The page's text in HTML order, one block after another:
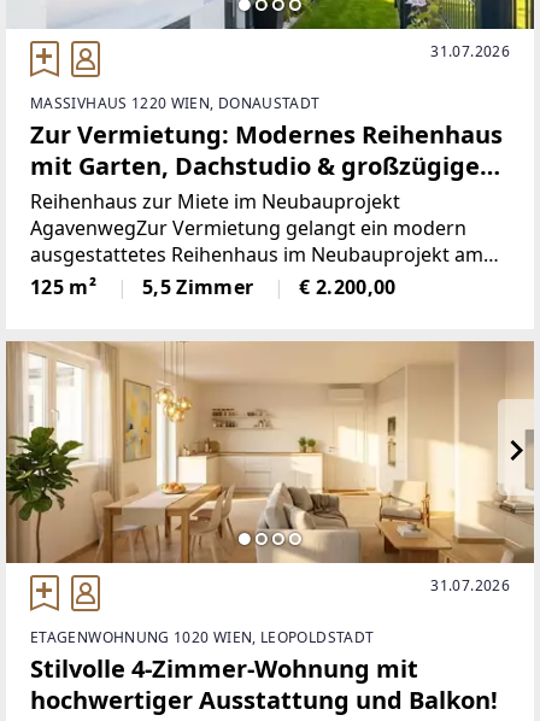
31.07.2026
MASSIVHAUS 1220 WIEN, DONAUSTADT
Zur Vermietung: Modernes Reihenhaus
mit Garten, Dachstudio & großzügigem
Keller in ruhiger Lage in Wien 1220
Reihenhaus zur Miete im Neubauprojekt
AgavenwegZur Vermietung gelangt ein modern
ausgestattetes Reihenhaus im Neubauprojekt am
Agavenweg im 22. Wiener Gemeindebezirk. Das
Projekt umfasst insgesamt 15 Häuser und
125 m² 5,5 Zimmer € 2.200,00
31.07.2026
ETAGENWOHNUNG 1020 WIEN, LEOPOLDSTADT
Stilvolle 4-Zimmer-Wohnung mit
hochwertiger Ausstattung und Balkon!